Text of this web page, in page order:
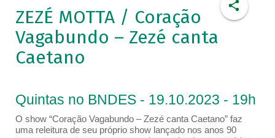
ZEZÉ MOTTA / Coração
Vagabundo – Zezé canta
Caetano
Quintas no BNDES - 19.10.2023 - 19h
O show “Coração Vagabundo – Zezé canta Caetano” faz
uma releitura de seu próprio show lançado nos anos 90